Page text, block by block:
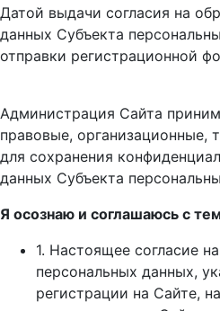
Датой выдачи согласия на
данных Субъекта
отправки регистрационной
Администрация Сайта
правовые, организационные,
для сохранения
данных Субъекта
Я осознаю и соглашаюсь с
1. Настоящее согласие
персональных данных,
регистрации на Сайте,